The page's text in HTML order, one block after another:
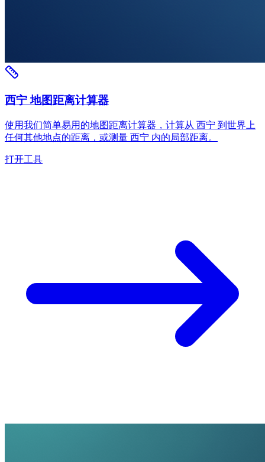
西宁 地图距离计算器
使用我们简单易用的地图距离计算器，计算从 西宁 到世界上
任何其他地点的距离，或测量 西宁 内的局部距离。
打开工具